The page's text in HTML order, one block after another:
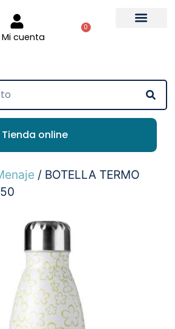
Mi cuenta
0
Tienda online
/ BOTELLA TERMO